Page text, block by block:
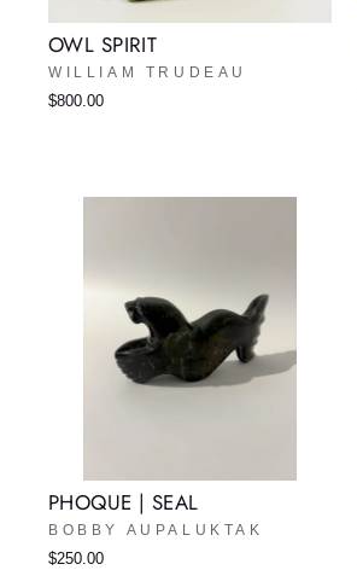
OWL SPIRIT
WILLIAM TRUDEAU
$800.00
PHOQUE | SEAL
BOBBY AUPALUKTAK
$250.00